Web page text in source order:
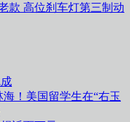
款 高位刹车灯第三制动
！美国留学生在“右玉